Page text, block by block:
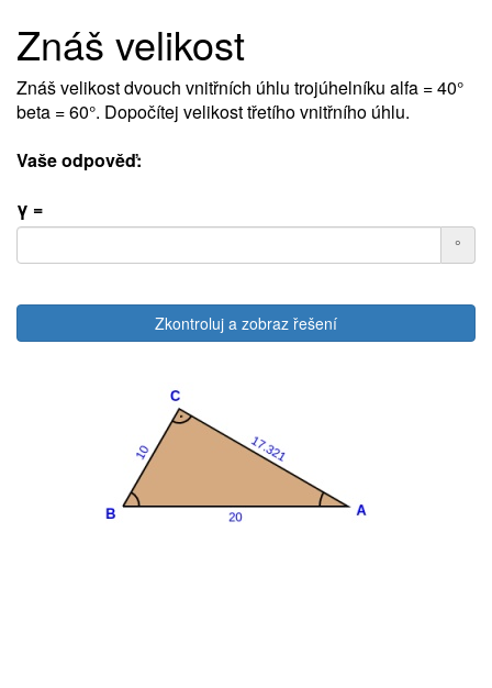
Znáš velikost
Znáš velikost dvouch vnitřních úhlu trojúhelníku alfa = 40°
beta = 60°. Dopočítej velikost třetího vnitřního úhlu.
Vaše odpověď:
γ =
°
Zkontroluj a zobraz řešení